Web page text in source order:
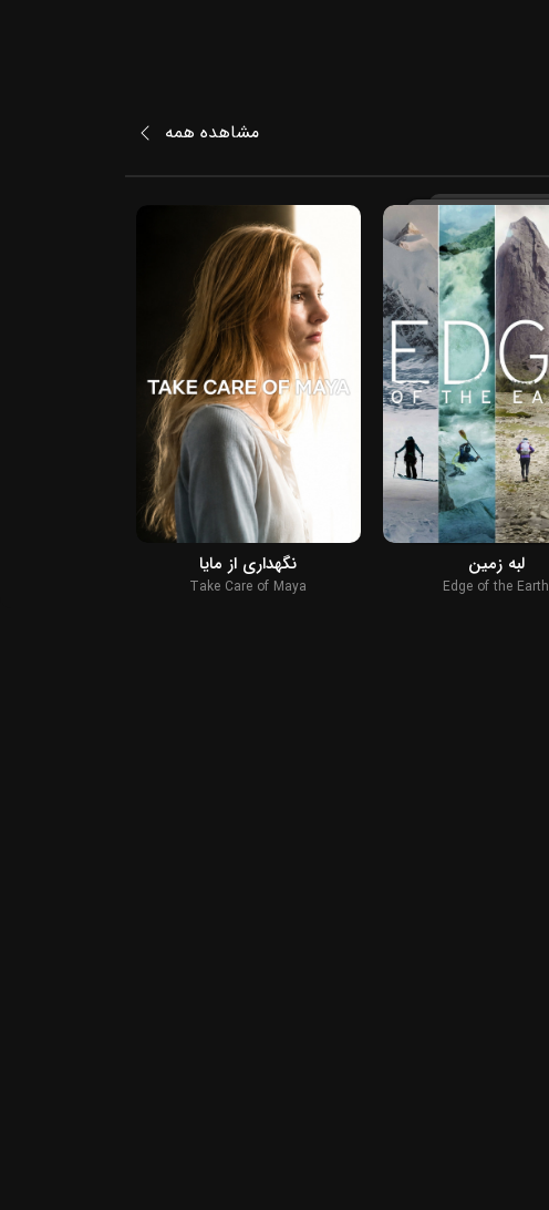
مشاهده همه
لبه زمین
Edge of the Earth
2023
نگهداری از مایا
Take Care of Maya